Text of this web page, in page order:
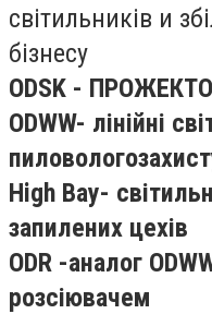
світильників и
бізнесу
ODSK -
ODWW- лінійні
High Bay-
запилених цехів
ODR -аналог
розсіювачем